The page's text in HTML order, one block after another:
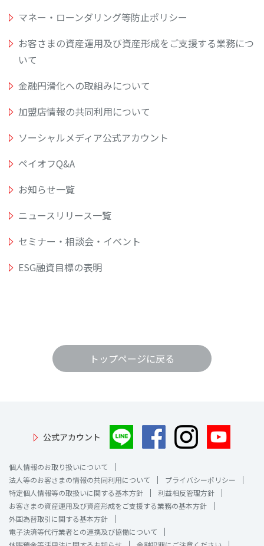
マネー・ローンダリング等防止ポリシー
お客さまの資産運用及び資産形成をご支援する業務につ
いて
金融円滑化への取組みについて
加盟店情報の共同利用について
ソーシャルメディア公式アカウント
ペイオフQ&A
お知らせ一覧
ニュースリリース一覧
セミナー・相談会・イベント
ESG融資目標の表明
トップページに戻る
公式アカウント
個人情報のお取り扱いについて
法人等のお客さまの情報の共同利用について
プライバシーポリシー
特定個人情報等の取扱いに関する基本方針
利益相反管理方針
お客さまの資産運用及び資産形成をご支援する業務の基本方針
外国為替取引に関する基本方針
電子決済等代行業者との連携及び協働について